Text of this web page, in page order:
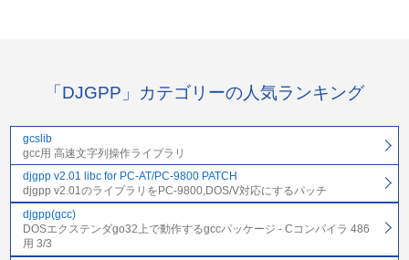
「DJGPP」カテゴリーの人気ランキング
gcslib
gcc用 高速文字列操作ライブラリ
djgpp v2.01 libc for PC-AT/PC-9800 PATCH
djgpp v2.01のライブラリをPC-9800,DOS/V対応にするパッチ
djgpp(gcc)
DOSエクステンダgo32上で動作するgccパッケージ - Cコンパイラ 486
用 3/3